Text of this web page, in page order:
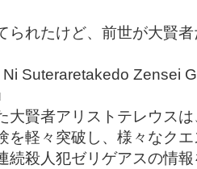
られたけど、前世が大賢
Suteraretakedo Zensei
大賢者アリストテレウス
を軽々突破し、様々なク
続殺人犯ゼリゲアスの情